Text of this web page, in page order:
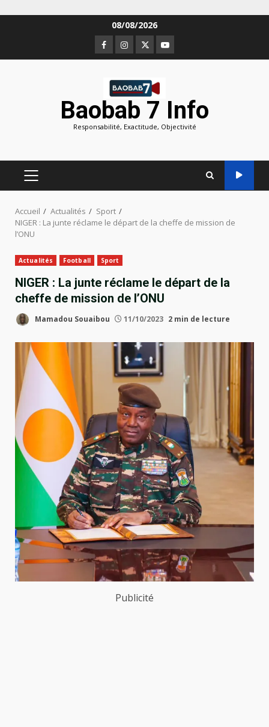
08/08/2026
Facebook
Instagram
TwitterYoutube
Baobab 7 Info
Responsabilité, Exactitude, Objectivité
MENU
PRINCIPAL
Accueil Actualités
Sport
NIGER : La junte réclame le départ de la cheffe de mission de
l’ONU
Actualités Football Sport
NIGER : La junte réclame le départ de la
cheffe de mission de l’ONU
Mamadou Souaibou 11/10/2023 2 min de lecture
Publicité